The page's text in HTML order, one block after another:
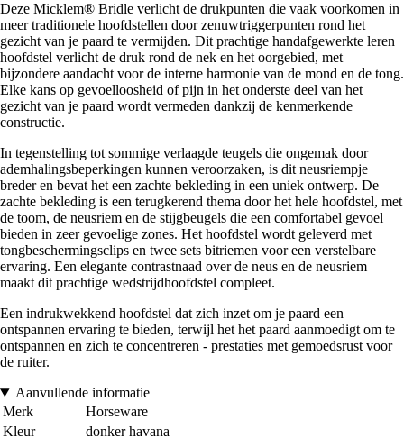
Deze Micklem® Bridle verlicht de drukpunten die vaak voorkomen in
meer traditionele hoofdstellen door zenuwtriggerpunten rond het
gezicht van je paard te vermijden. Dit prachtige handafgewerkte leren
hoofdstel verlicht de druk rond de nek en het oorgebied, met
bijzondere aandacht voor de interne harmonie van de mond en de tong.
Elke kans op gevoelloosheid of pijn in het onderste deel van het
gezicht van je paard wordt vermeden dankzij de kenmerkende
constructie.
In tegenstelling tot sommige verlaagde teugels die ongemak door
ademhalingsbeperkingen kunnen veroorzaken, is dit neusriempje
breder en bevat het een zachte bekleding in een uniek ontwerp. De
zachte bekleding is een terugkerend thema door het hele hoofdstel, met
de toom, de neusriem en de stijgbeugels die een comfortabel gevoel
bieden in zeer gevoelige zones. Het hoofdstel wordt geleverd met
tongbeschermingsclips en twee sets bitriemen voor een verstelbare
ervaring. Een elegante contrastnaad over de neus en de neusriem
maakt dit prachtige wedstrijdhoofdstel compleet.
Een indrukwekkend hoofdstel dat zich inzet om je paard een
ontspannen ervaring te bieden, terwijl het het paard aanmoedigt om te
ontspannen en zich te concentreren - prestaties met gemoedsrust voor
de ruiter.
Aanvullende informatie
Merk
Horseware
Kleur
donker havana